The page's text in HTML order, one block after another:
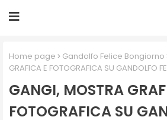
Home page Gandolfo Felice Bongiorno
GRAFICA E FOTOGRAFICA SU GANDOLFO
GANGI, MOSTRA
FOTOGRAFICA SU